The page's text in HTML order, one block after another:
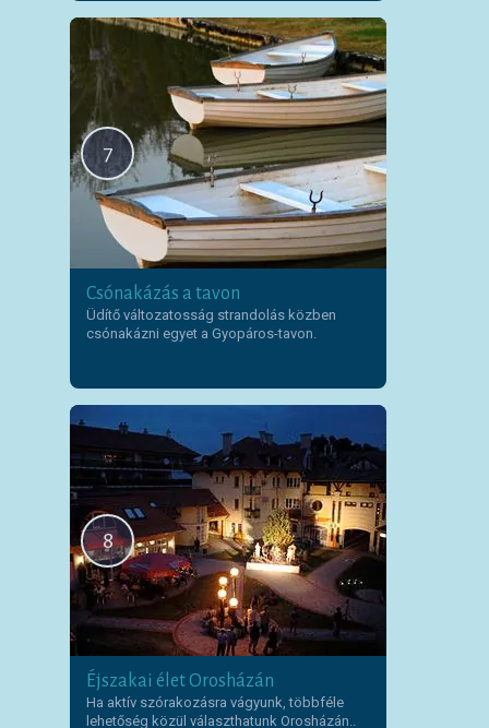
7
Csónakázás a tavon
Üdítő változatosság strandolás közben
csónakázni egyet a Gyopáros-tavon.
8
Éjszakai élet Orosházán
Ha aktív szórakozásra vágyunk, többféle
lehetőség közül választhatunk Orosházán..